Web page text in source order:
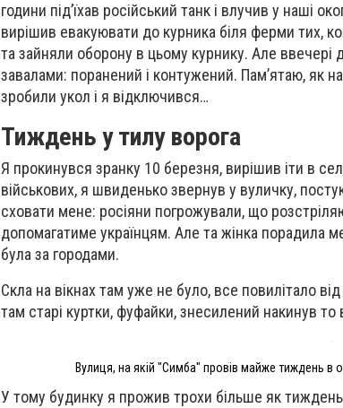
години під’їхав російський танк і влучив у наші
вирішив евакуювати до курника біля ферми тих,
та зайняли оборону в цьому курнику. Але ввечері
завалами: поранений і контужений. Пам’ятаю, як
зробили укол і я відключився…
Тиждень у тилу ворога
Я прокинувся зранку 10 березня, вирішив іти в
військових, я швиденько звернув у вуличку,
сховати мене: росіяни погрожували, що
допомагатиме українцям. Але та жінка порадила
була за городами.
Скла на вікнах там уже не було, все повилітало
там старі куртки, фуфайки, знесилений накинув то
Вулиця, на якій "Симба" провів майже тиждень в
У тому будинку я прожив трохи більше як